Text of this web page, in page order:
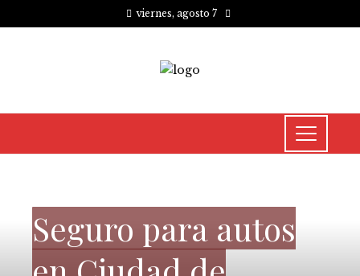
viernes, agosto 7
Seguro para autos